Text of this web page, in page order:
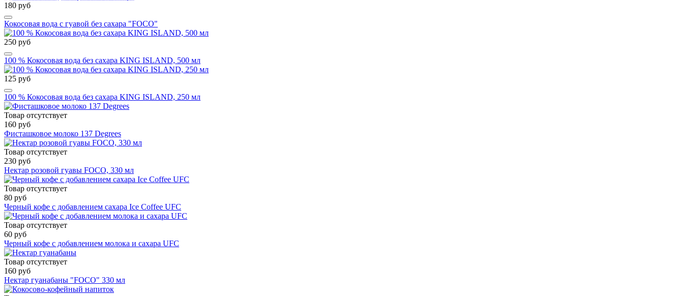
180 руб
Кокосовая вода с гуавой без сахара "FOCO"
250 руб
100 % Кокосовая вода без сахара KING ISLAND, 500 мл
125 руб
100 % Кокосовая вода без сахара KING ISLAND, 250 мл
Товар отсутствует
160 руб
Фисташковое молоко 137 Degrees
Товар отсутствует
230 руб
Нектар розовой гуавы FOCO, 330 мл
Товар отсутствует
80 руб
Черный кофе с добавлением сахара Ice Coffee UFC
Товар отсутствует
60 руб
Черный кофе с добавлением молока и сахара UFC
Товар отсутствует
160 руб
Нектар гуанабаны "FOCO" 330 мл